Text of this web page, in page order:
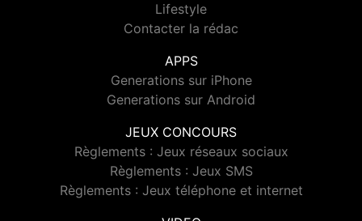
Lifestyle
Contacter la rédac
APPS
Generations sur iPhone
Generations sur Android
JEUX CONCOURS
Règlements : Jeux réseaux sociaux
Règlements : Jeux SMS
Règlements : Jeux téléphone et internet